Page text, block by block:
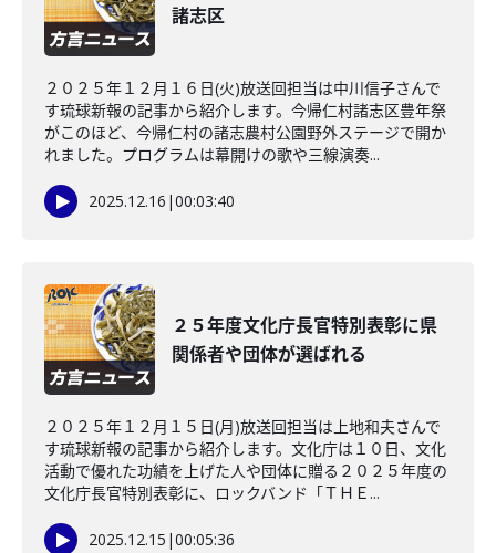
諸志区
２０２５年１２月１６日(火)放送回担当は中川信子さんで
す琉球新報の記事から紹介します。今帰仁村諸志区豊年祭
がこのほど、今帰仁村の諸志農村公園野外ステージで開か
れました。プログラムは幕開けの歌や三線演奏...
2025.12.16 |00:03:40
２５年度文化庁長官特別表彰に県
関係者や団体が選ばれる
２０２５年１２月１５日(月)放送回担当は上地和夫さんで
す琉球新報の記事から紹介します。文化庁は１０日、文化
活動で優れた功績を上げた人や団体に贈る２０２５年度の
文化庁長官特別表彰に、ロックバンド「ＴＨＥ...
2025.12.15 |00:05:36